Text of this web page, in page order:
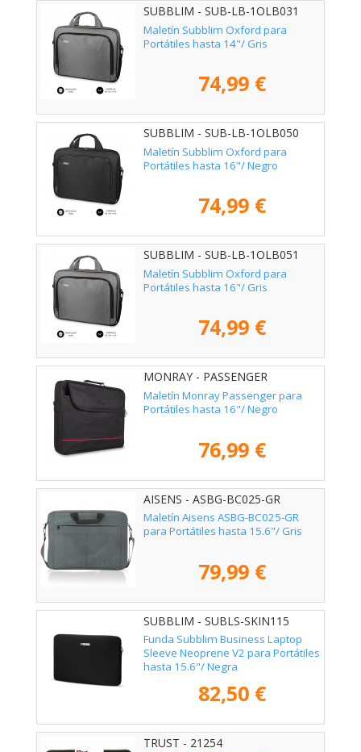
SUBBLIM - SUB-LB-1OLB031
Maletín Subblim Oxford para
Portátiles hasta 14"/ Gris
74,99 €
SUBBLIM - SUB-LB-1OLB050
Maletín Subblim Oxford para
Portátiles hasta 16"/ Negro
74,99 €
SUBBLIM - SUB-LB-1OLB051
Maletín Subblim Oxford para
Portátiles hasta 16"/ Gris
74,99 €
MONRAY - PASSENGER
Maletín Monray Passenger para
Portátiles hasta 16"/ Negro
76,99 €
AISENS - ASBG-BC025-GR
Maletín Aisens ASBG-BC025-GR
para Portátiles hasta 15.6"/ Gris
79,99 €
SUBBLIM - SUBLS-SKIN115
Funda Subblim Business Laptop
Sleeve Neoprene V2 para Portátiles
hasta 15.6"/ Negra
82,50 €
TRUST - 21254